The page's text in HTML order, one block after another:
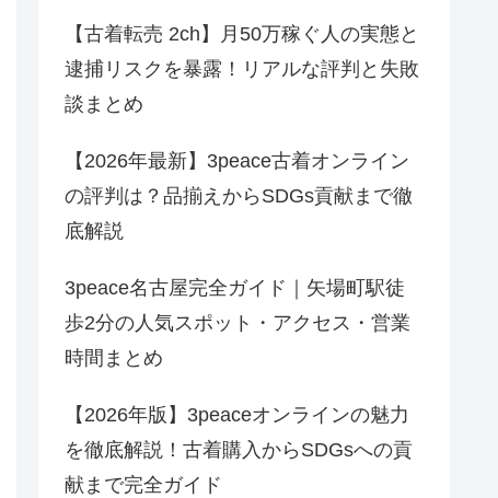
【古着転売 2ch】月50万稼ぐ人の実態と
逮捕リスクを暴露！リアルな評判と失敗
談まとめ
【2026年最新】3peace古着オンライン
の評判は？品揃えからSDGs貢献まで徹
底解説
3peace名古屋完全ガイド｜矢場町駅徒
歩2分の人気スポット・アクセス・営業
時間まとめ
【2026年版】3peaceオンラインの魅力
を徹底解説！古着購入からSDGsへの貢
献まで完全ガイド